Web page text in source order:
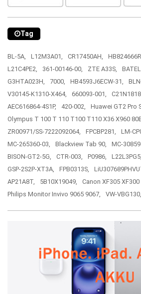
Tag
BL-5A, L12M3A01, CR17450AH,
L21C4PE2,
361-00146-00, ZTE A33S,
G3HTA023H,
7000, HB4593J6ECW-31,
V30145-K1310-X464,
660093-001,
AEC616864-4S1P,
420-002,
Huawei GT2 Pro
Olympus T 100 T 110 T100 T110 X36 X960
ZR00971/SS-7222092064,
FPCBP281, LM-
MC-265360-03,
Blackview Tab 90, MC-
BISON-GT2-5G,
CTR-003, P0986, L22L3PG5,
GSP-2S2P-XT3A,
FPB0313S,
AP21A8T,
5B10X19049,
Canon XF305 XF300
Philips Monitor Invivo 9065 9067,
VW-VBG130,